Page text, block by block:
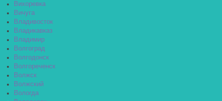
Вихоревка
Вичуга
Владивосток
Владикавказ
Владимир
Волгоград
Волгодонск
Волгореченск
Волжск
Волжский
Вологда